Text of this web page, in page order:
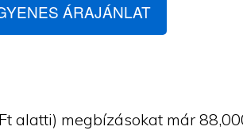
ÁRAJÁNLAT
alatti) megbízásokat már